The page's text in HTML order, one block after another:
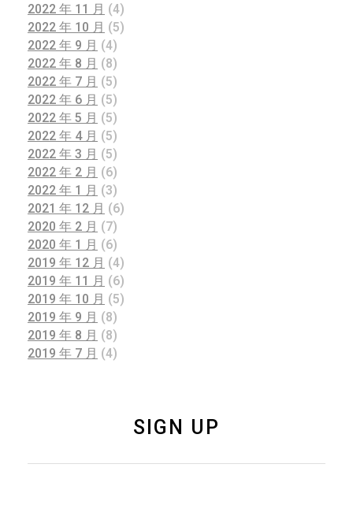
2022 年 11 月 (4)
2022 年 10 月 (5)
2022 年 9 月 (4)
2022 年 8 月 (8)
2022 年 7 月 (5)
2022 年 6 月 (5)
2022 年 5 月 (5)
2022 年 4 月 (5)
2022 年 3 月 (5)
2022 年 2 月 (6)
2022 年 1 月 (3)
2021 年 12 月 (6)
2020 年 2 月 (7)
2020 年 1 月 (6)
2019 年 12 月 (4)
2019 年 11 月 (6)
2019 年 10 月 (5)
2019 年 9 月 (8)
2019 年 8 月 (8)
2019 年 7 月 (4)
SIGN UP